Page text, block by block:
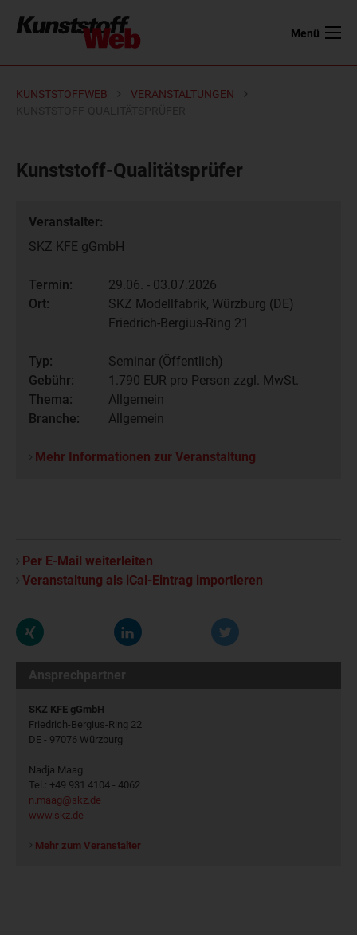
Menü
KUNSTSTOFFWEB
VERANSTALTUNGEN
Kunststoff-Qualitätsprüfer
Veranstalter:
SKZ KFE gGmbH
Termin:
29.06. - 03.07.2026
Ort:
SKZ Modellfabrik, Würzburg (DE)
Friedrich-Bergius-Ring 21
Typ:
Seminar (Öffentlich)
Gebühr:
1.790 EUR pro Person zzgl. MwSt.
Thema:
Allgemein
Branche:
Allgemein
Mehr Informationen zur Veranstaltung
Per E-Mail weiterleiten
Veranstaltung als iCal-Eintrag importieren
Ansprechpartner
SKZ KFE gGmbH
Friedrich-Bergius-Ring 22
DE - 97076 Würzburg
Nadja Maag
Tel.: +49 931 4104 - 4062
n.maag@skz.de
www.skz.de
Mehr zum Veranstalter